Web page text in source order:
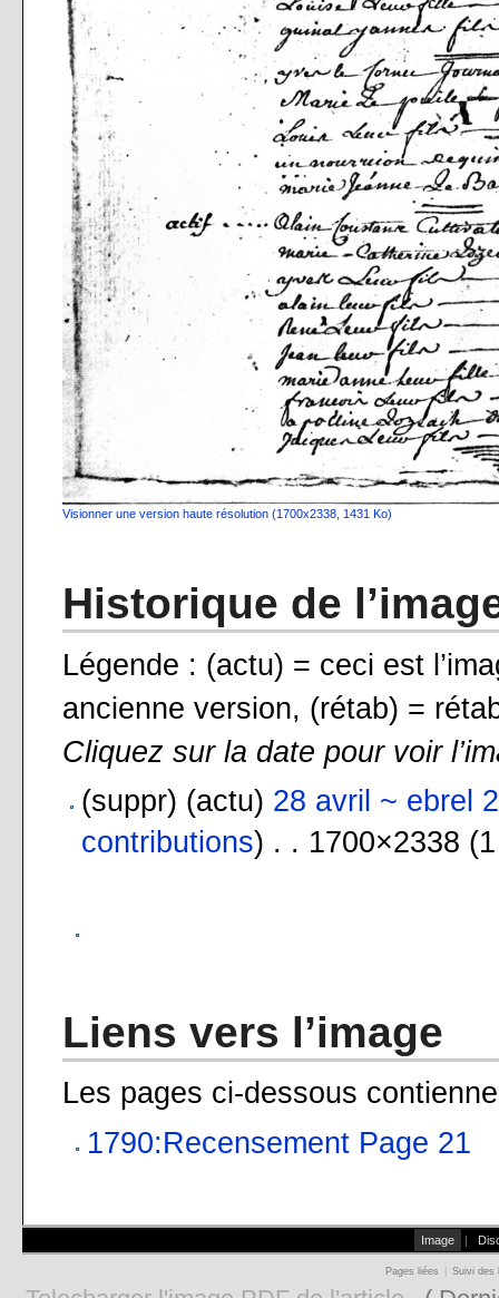
Visionner une version haute résolution (1700x2338, 1431 Ko)
Historique de
Légende : (actu) = ceci est
ancienne version, (rétab) =
Cliquez sur la date pour voir
(suppr) (actu) 28 avril ~ ebrel
contributions) . . 1700×2338
Liens vers l’image
Les pages ci-dessous
1790:Recensement Page 21
Image |
Pages liées Suivi des